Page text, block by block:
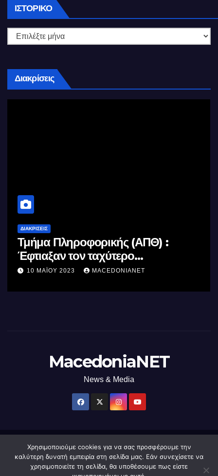
ΙΣΤΟΡΙΚΌ Ιστορικό
Διακρίσεις
ΔΙΑΚΡΊΣΕΙΣ
Τμήμα Πληροφορικής (ΑΠΘ) :
Έφτιαξαν τον ταχύτερο
επεξεργαστή AI στον κόσμο με τη
10 ΜΑΪ́ΟΥ 2023 MACEDONIANET
MacedoniaNET
News & Media
Δημιουργήθηκε από το digital2000 με την Υποστήριξη του WordPress
Θέμα: Newsup απόThemeansar.
Χρησιμοποιούμε cookies για να σας προσφέρουμε την
καλύτερη δυνατή εμπειρία στη σελίδα μας. Εάν συνεχίσετε να
χρησιμοποιείτε τη σελίδα, θα υποθέσουμε πως είστε